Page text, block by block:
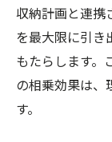
収納計画と連携
を最大限に引き
もたらします。
の相乗効果は、
す。